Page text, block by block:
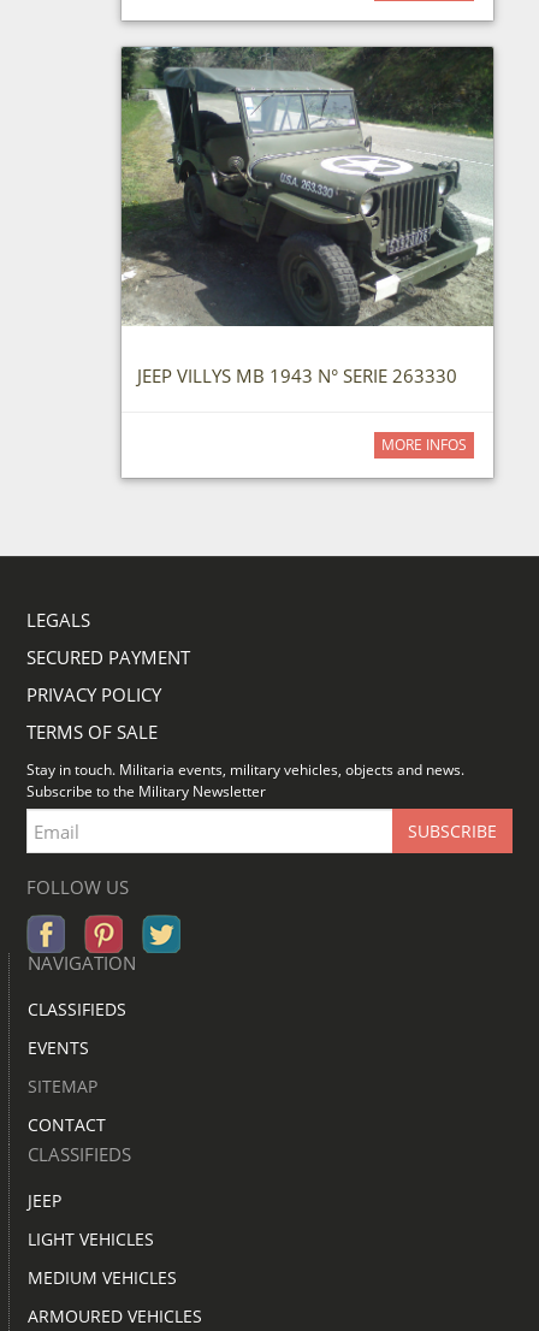
JEEP VILLYS MB 1943 N° SERIE 263330
MORE INFOS
LEGALS
SECURED PAYMENT
PRIVACY POLICY
TERMS OF SALE
Stay in touch. Militaria events, military vehicles, objects and news.
Subscribe to the Military Newsletter
FOLLOW US
NAVIGATION
CLASSIFIEDS
EVENTS
SITEMAP
CONTACT
CLASSIFIEDS
JEEP
LIGHT VEHICLES
MEDIUM VEHICLES
ARMOURED VEHICLES